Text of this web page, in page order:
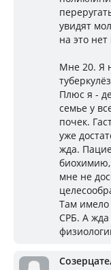
увидят
на это
Мне 20. Я
Плюс я -
семье у
почек.
уже
жда.
мне не
Там имело
СРБ. А жда